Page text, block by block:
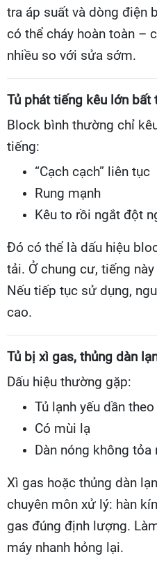
tra áp suất và dòng điện
có thể cháy hoàn toàn –
nhiều so với sửa sớm.
Tủ phát tiếng kêu lớn
Block bình thường chỉ
tiếng:
“Cạch cạch” liên tục
Rung mạnh
Kêu to rồi ngắt đột
Đó có thể là dấu hiệu
tải. Ở chung cư, tiếng
Nếu tiếp tục sử dụng,
cao.
Tủ bị xì gas, thủng dàn
Dấu hiệu thường gặp:
Tủ lạnh yếu dần
Có mùi lạ
Dàn nóng không tỏa
Xì gas hoặc thủng dàn
chuyên môn xử lý: hàn
gas đúng định lượng.
máy nhanh hỏng lại.